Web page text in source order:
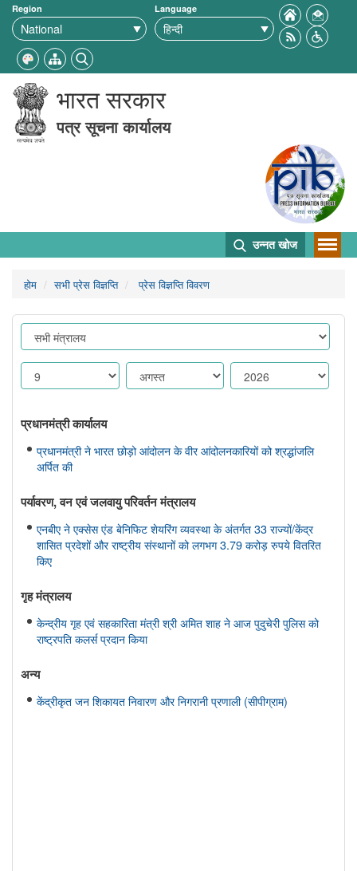
Region Language
भारत सरकार
पत्र सूचना कार्यालय
उन्नत खोज
होम सभी प्रेस विज्ञप्ति प्रेस विज्ञप्ति विवरण
प्रधानमंत्री कार्यालय
प्रधानमंत्री ने भारत छोड़ो आंदोलन के वीर आंदोलनकारियों को श्रद्धांजलि
अर्पित की
पर्यावरण, वन एवं जलवायु परिवर्तन मंत्रालय
एनबीए ने एक्सेस एंड बेनिफिट शेयरिंग व्यवस्था के अंतर्गत 33 राज्यों/केंद्र
शासित प्रदेशों और राष्ट्रीय संस्थानों को लगभग 3.79 करोड़ रुपये वितरित
किए
गृह मंत्रालय
केन्द्रीय गृह एवं सहकारिता मंत्री श्री अमित शाह ने आज पुदुचेरी पुलिस को
राष्ट्रपति कलर्स प्रदान किया
अन्य
केंद्रीकृत जन शिकायत निवारण और निगरानी प्रणाली (सीपीग्राम)